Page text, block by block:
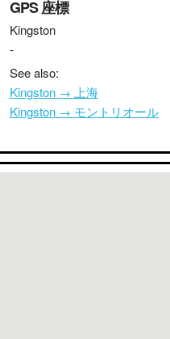
GPS 座標
Kingston
-
See also:
Kingston → 上海
Kingston → モントリオール